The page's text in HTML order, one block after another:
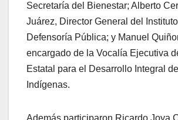
Secretaría del Bienestar; Alberto
Juárez, Director General del
Defensoría Pública; y Manuel
encargado de la Vocalía Ejecutiva
Estatal para el Desarrollo Integral
Indígenas.